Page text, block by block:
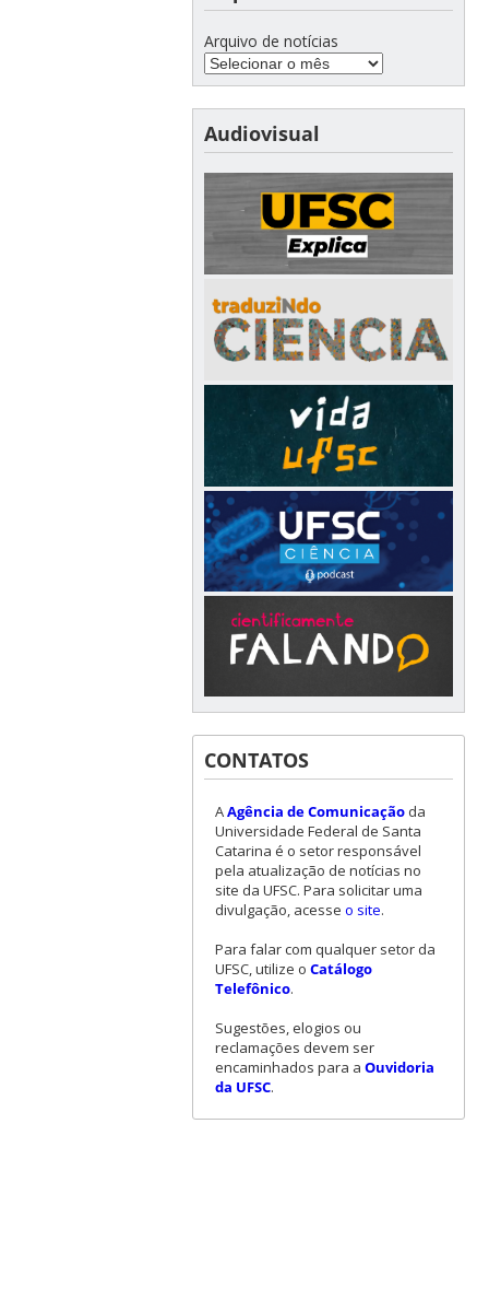
Arquivo de notícias
Audiovisual
CONTATOS
AAgência de Comunicaçãoda
Universidade Federal de Santa
Catarina é o setor responsável
pela atualização de notícias no
site da UFSC. Para solicitar uma
divulgação, acesse o site.
Para falar com qualquer setor da
UFSC, utilize o Catálogo
Telefônico.
Sugestões, elogios ou
reclamações devem ser
encaminhados para a Ouvidoria
da UFSC.